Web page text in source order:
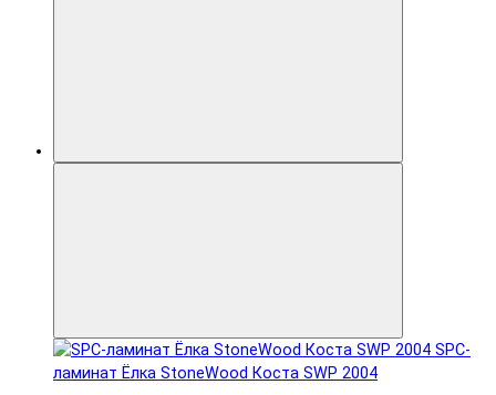
SPC-
ламинат Ëлка StoneWood Коста SWP 2004